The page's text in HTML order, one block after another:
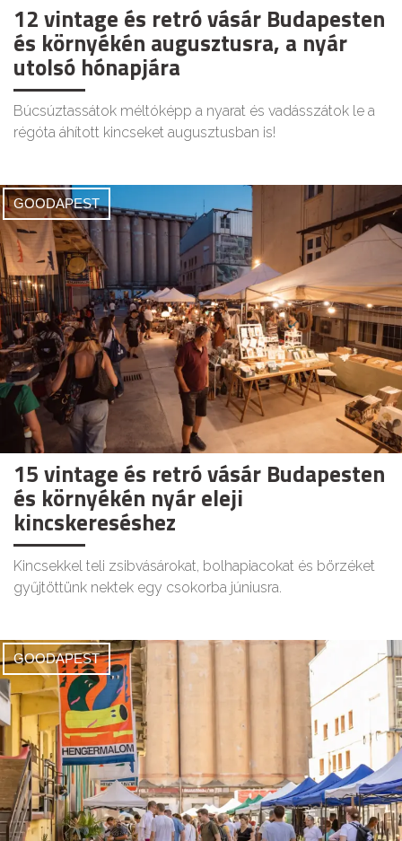
12 vintage és retró vásár Budapesten
és környékén augusztusra, a nyár
utolsó hónapjára
Búcsúztassátok méltóképp a nyarat és vadásszátok le a
régóta áhított kincseket augusztusban is!
GOODAPEST
15 vintage és retró vásár Budapesten
és környékén nyár eleji
kincskereséshez
Kincsekkel teli zsibvásárokat, bolhapiacokat és börzéket
gyűjtöttünk nektek egy csokorba júniusra.
GOODAPEST